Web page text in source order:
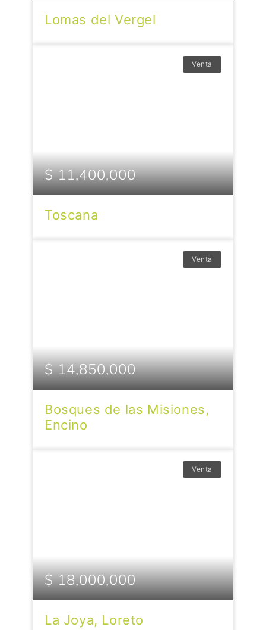
Lomas del Vergel
Venta
$ 11,400,000
Toscana
Venta
$ 14,850,000
Bosques de las Misiones,
Encino
Venta
$ 18,000,000
La Joya, Loreto